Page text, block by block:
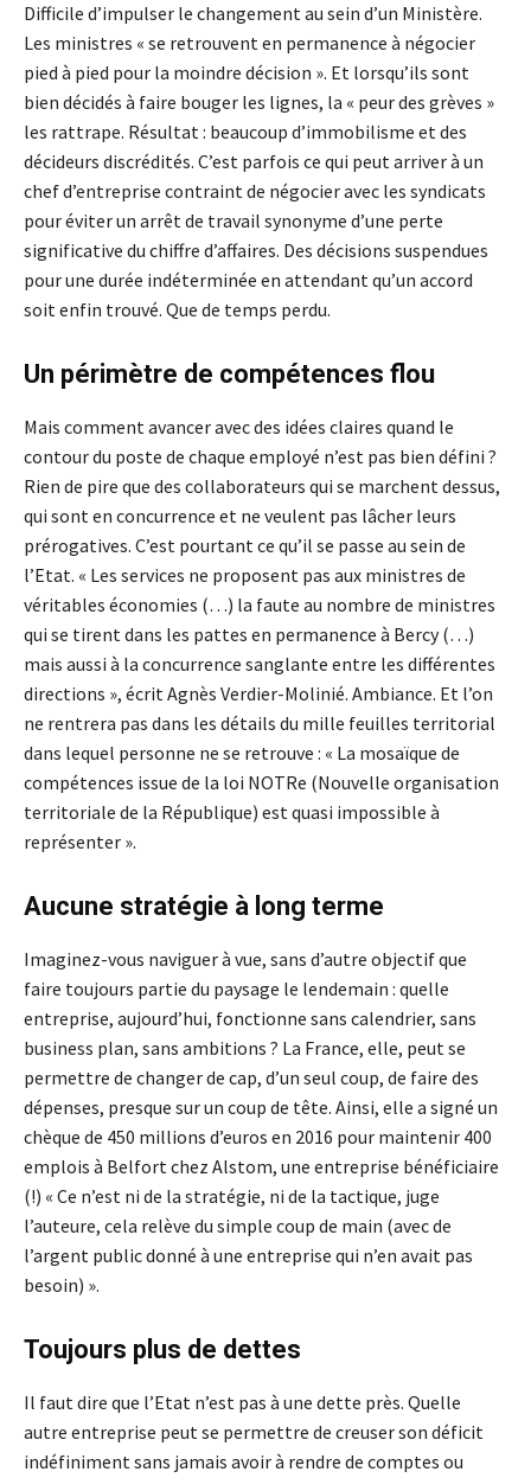
Difficile d’impulser le changement au sein d’un Ministère.
Les ministres « se retrouvent en permanence à négocier
pied à pied pour la moindre décision ». Et lorsqu’ils sont
bien décidés à faire bouger les lignes, la « peur des grèves »
les rattrape. Résultat : beaucoup d’immobilisme et des
décideurs discrédités. C’est parfois ce qui peut arriver à un
chef d’entreprise contraint de négocier avec les syndicats
pour éviter un arrêt de travail synonyme d’une perte
significative du chiffre d’affaires. Des décisions suspendues
pour une durée indéterminée en attendant qu’un accord
soit enfin trouvé. Que de temps perdu.
Un périmètre de compétences flou
Mais comment avancer avec des idées claires quand le
contour du poste de chaque employé n’est pas bien défini ?
Rien de pire que des collaborateurs qui se marchent dessus,
qui sont en concurrence et ne veulent pas lâcher leurs
prérogatives. C’est pourtant ce qu’il se passe au sein de
l’Etat. « Les services ne proposent pas aux ministres de
véritables économies (…) la faute au nombre de ministres
qui se tirent dans les pattes en permanence à Bercy (…)
mais aussi à la concurrence sanglante entre les différentes
directions », écrit Agnès Verdier-Molinié. Ambiance. Et l’on
ne rentrera pas dans les détails du mille feuilles territorial
dans lequel personne ne se retrouve : « La mosaïque de
compétences issue de la loi NOTRe (Nouvelle organisation
territoriale de la République) est quasi impossible à
représenter ».
Aucune stratégie à long terme
Imaginez-vous naviguer à vue, sans d’autre objectif que
faire toujours partie du paysage le lendemain : quelle
entreprise, aujourd’hui, fonctionne sans calendrier, sans
business plan, sans ambitions ? La France, elle, peut se
permettre de changer de cap, d’un seul coup, de faire des
dépenses, presque sur un coup de tête. Ainsi, elle a signé un
chèque de 450 millions d’euros en 2016 pour maintenir 400
emplois à Belfort chez Alstom, une entreprise bénéficiaire
(!) « Ce n’est ni de la stratégie, ni de la tactique, juge
l’auteure, cela relève du simple coup de main (avec de
l’argent public donné à une entreprise qui n’en avait pas
besoin) ».
Toujours plus de dettes
Il faut dire que l’Etat n’est pas à une dette près. Quelle
autre entreprise peut se permettre de creuser son déficit
indéfiniment sans jamais avoir à rendre de comptes ou